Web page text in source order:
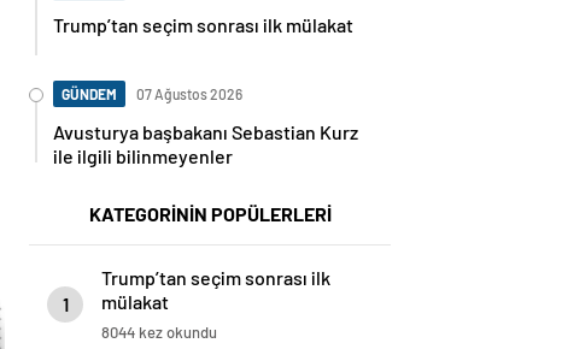
Trump’tan seçim sonrası ilk mülakat
GÜNDEM 07 Ağustos 2026
Avusturya başbakanı Sebastian Kurz
ile ilgili bilinmeyenler
KATEGORİNİN POPÜLERLERİ
1
Trump’tan seçim sonrası ilk
mülakat
8044 kez okundu